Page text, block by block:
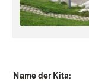
Name der Kita: